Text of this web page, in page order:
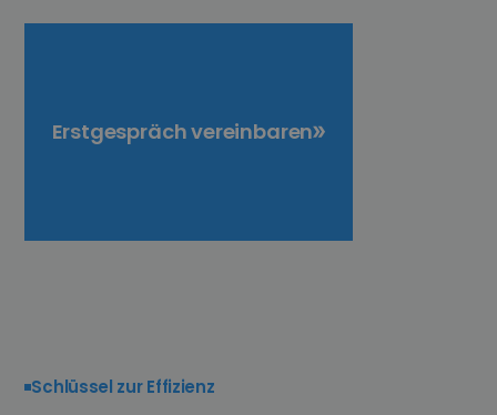
Erstgespräch vereinbaren
Schlüssel zur Effizienz